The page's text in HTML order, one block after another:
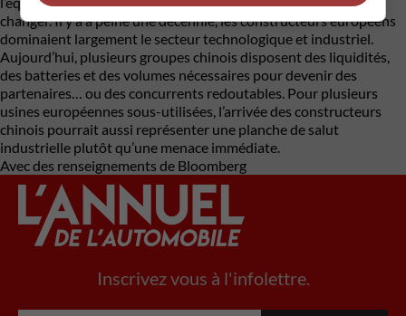
changer. Il y a à peine une décennie, les constructeurs européens
dominaient largement le secteur technologique et industriel.
Aujourd’hui, plusieurs groupes chinois disposent des liquidités,
des batteries et des volumes nécessaires pour devenir des
partenaires… ou des concurrents redoutables. Pour plusieurs
usines européennes sous-utilisées, l’arrivée des constructeurs
chinois pourrait aussi représenter une planche de salut
industrielle plutôt qu’une menace immédiate.
Avec des renseignements de Bloomberg
Inscrivez vous à l'infolettre.